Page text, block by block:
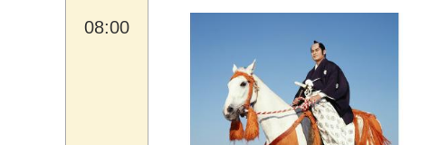
08:00